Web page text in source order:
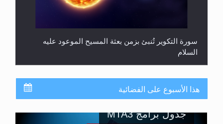
سورة التكوير تُنبئ بزمن بعثة المسيح الموعود عليه
السلام
هذا الأسبوع على الفضائية
جدول برامج MTA3